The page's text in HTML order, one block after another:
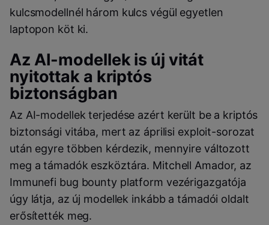
kulcsmodellnél három kulcs végül egyetlen
laptopon köt ki.
Az AI-modellek is új vitát
nyitottak a kriptós
biztonságban
Az AI-modellek terjedése azért került be a kriptós
biztonsági vitába, mert az áprilisi exploit-sorozat
után egyre többen kérdezik, mennyire változott
meg a támadók eszköztára. Mitchell Amador, az
Immunefi bug bounty platform vezérigazgatója
úgy látja, az új modellek inkább a támadói oldalt
erősítették meg.